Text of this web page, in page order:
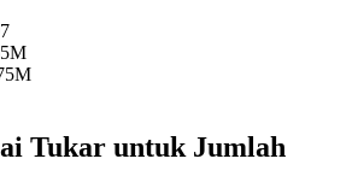
pedagang top
Tukar untuk Jumlah